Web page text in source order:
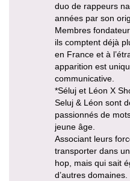
duo de rappeurs
années par son
Membres
ils comptent déjà
en France et à
apparition est
communicative.
*Séluj et Léon X
Seluj & Léon sont
passionnés de
jeune âge.
Associant leurs
transporter dans
hop, mais qui sait
d’autres domaines.